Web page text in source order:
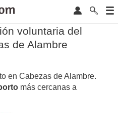
voluntaria del
de Alambre
en Cabezas de Alambre.
más cercanas a